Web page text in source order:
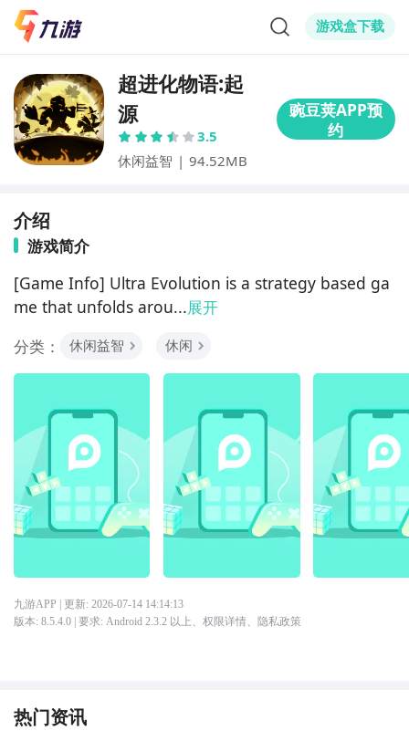
游戏盒下载
超进化物语:起
源
3.5
休闲益智 | 94.52MB
介绍
游戏简介
[Game Info] Ultra Evolution is a strategy based ga
me that unfolds arou...展开
分类：
休闲益智 休闲
九游APP | 更新: 2026-07-14 14:14:13
版本: 8.5.4.0| 要求: Android 2.3.2 以上、 权限详情、 隐私政策
热门资讯